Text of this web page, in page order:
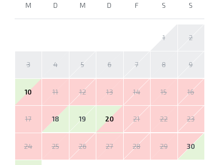
M D M D F S S
1 2
3 4 5 6 7 8 9
10 11 12 13 14 15 16
17 18 19 20 21 22 23
24 25 26 27 28 29 30